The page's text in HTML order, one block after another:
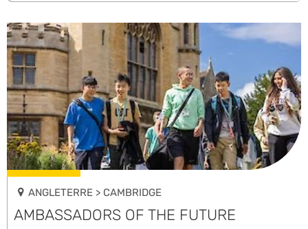
ANGLETERRE > CAMBRIDGE
AMBASSADORS OF THE FUTURE